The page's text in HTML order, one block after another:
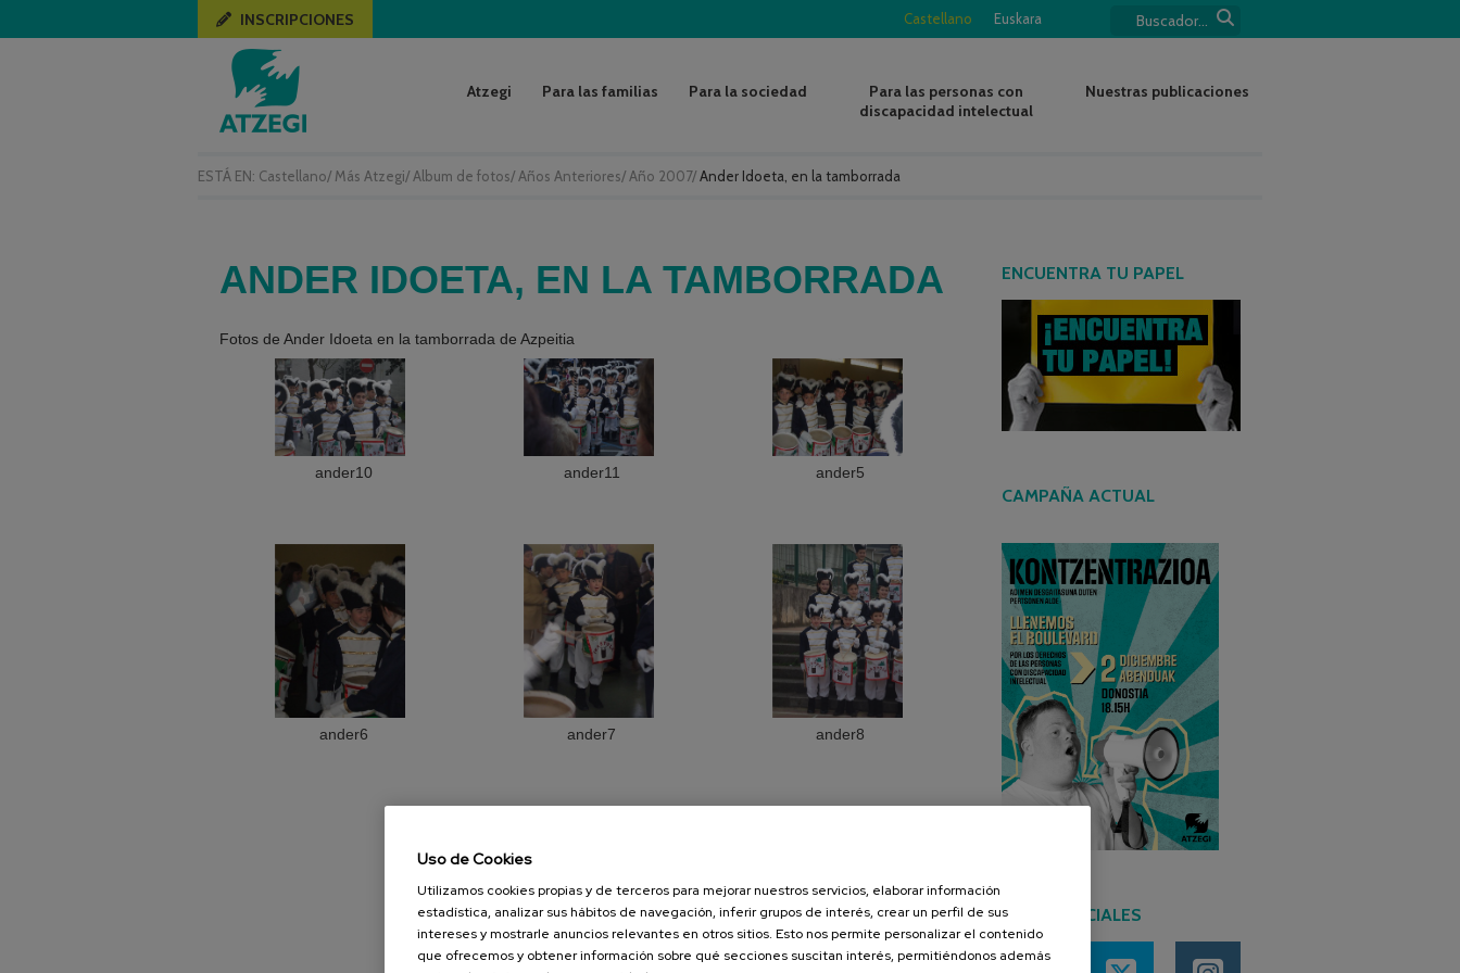
ESTÁ EN: Castellano/ Más Atzegi/ Album de fotos/ Años Anteriores/ Año 2007/Ander Idoeta, en la tamborrada
Castellano Euskara
INSCRIPCIONES
Atzegi Para las familias Para la sociedad
Para las personas con
discapacidad intelectual
Nuestras publicaciones
ANDER IDOETA, EN LA TAMBORRADA
Fotos de Ander Idoeta en la tamborrada de Azpeitia
ander10 ander11 ander5
ander6 ander7 ander8
ENCUENTRA TU PAPEL
CAMPAÑA ACTUAL
REDES SOCIALES
Uso de Cookies
Utilizamos cookies propias y de terceros para mejorar nuestros servicios, elaborar información
estadística, analizar sus hábitos de navegación, inferir grupos de interés, crear un perfil de sus
intereses y mostrarle anuncios relevantes en otros sitios. Esto nos permite personalizar el contenido
que ofrecemos y obtener información sobre qué secciones suscitan interés, permitiéndonos además